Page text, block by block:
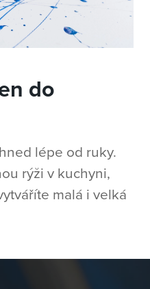
do
lépe od ruky.
rýži v kuchyni,
malá i velká